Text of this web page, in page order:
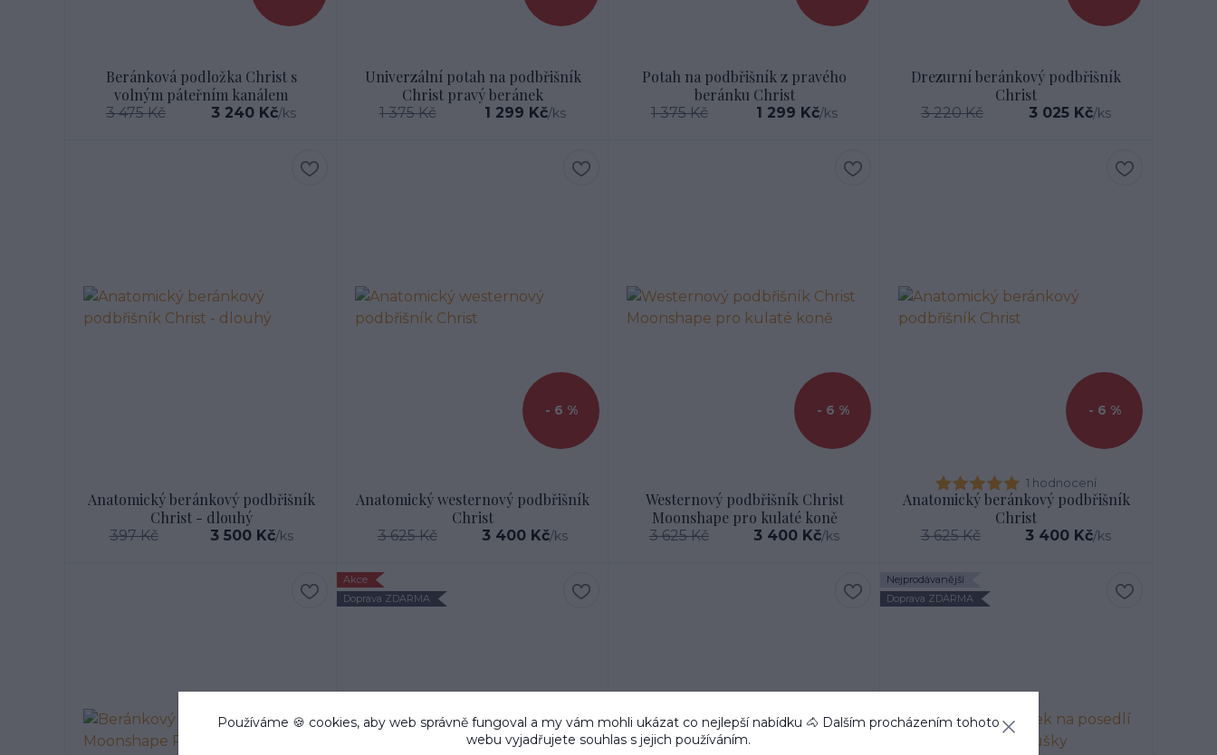
Beránková podložka Christ s
volným páteřním kanálem
3 475 Kč 3 240 Kč/ks
Univerzální potah na podbřišník
Christ pravý beránek
1 375 Kč 1 299 Kč/ks
Potah na podbřišník z pravého
beránku Christ
1 375 Kč 1 299 Kč/ks
Drezurní beránkový podbřišník
Christ
3 220 Kč 3 025 Kč/ks
Anatomický beránkový podbřišník
Christ - dlouhý
397 Kč 3 500 Kč/ks
- 6 %
Anatomický westernový podbřišník
Christ
3 625 Kč 3 400 Kč/ks
- 6 %
Westernový podbřišník Christ
Moonshape pro kulaté koně
3 625 Kč 3 400 Kč/ks
- 6 %
1 hodnocení
Anatomický beránkový podbřišník
Christ
3 625 Kč 3 400 Kč/ks
Akce
Doprava ZDARMA
Nejprodávanější
Doprava ZDARMA
Používáme 🍪 cookies, aby web správně fungoval a my vám mohli ukázat co nejlepší nabídku 🐴 Dalším procházením tohoto
webu vyjadřujete souhlas s jejich používáním.